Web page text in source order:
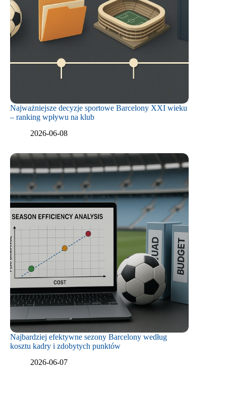
Najważniejsze decyzje sportowe Barcelony XXI wieku
– ranking wpływu na klub
2026-06-08
Najbardziej efektywne sezony Barcelony według
kosztu kadry i zdobytych punktów
2026-06-07